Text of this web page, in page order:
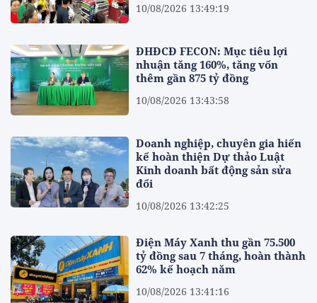
10/08/2026 13:49:19
ĐHĐCĐ FECON: Mục tiêu lợi
nhuận tăng 160%, tăng vốn
thêm gần 875 tỷ đồng
10/08/2026 13:43:58
Doanh nghiệp, chuyên gia hiến
kế hoàn thiện Dự thảo Luật
Kinh doanh bất động sản sửa
đổi
10/08/2026 13:42:25
Điện Máy Xanh thu gần 75.500
tỷ đồng sau 7 tháng, hoàn thành
62% kế hoạch năm
10/08/2026 13:41:16